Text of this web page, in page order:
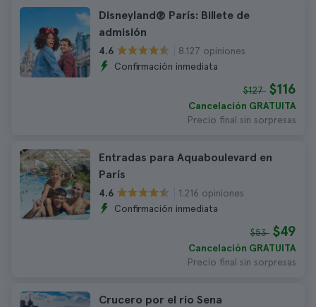
Disneyland® París: Billete de
admisión
4.6
8.127 opiniones
Confirmación inmediata
$127 $116
Cancelación GRATUITA
Precio final sin sorpresas
Entradas para Aquaboulevard en
París
4.6
1.216 opiniones
Confirmación inmediata
$53 $49
Cancelación GRATUITA
Precio final sin sorpresas
Crucero por el río Sena